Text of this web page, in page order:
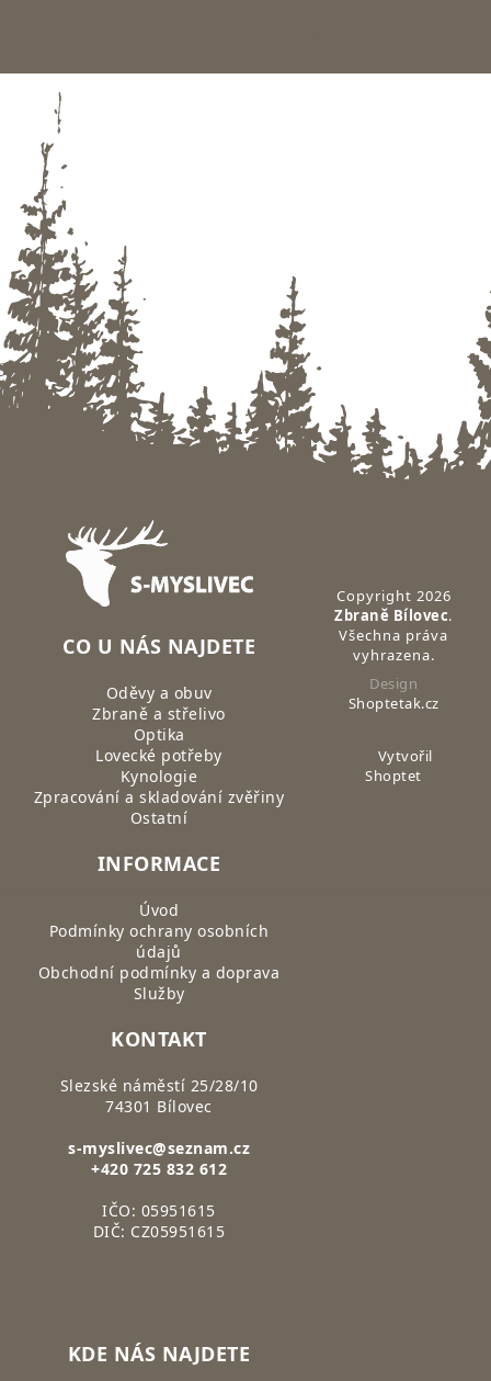
Zápatí
CO U NÁS NAJDETE
Oděvy a obuv
Zbraně a střelivo
Optika
Lovecké potřeby
Kynologie
Zpracování a skladování zvěřiny
Ostatní
INFORMACE
Úvod
Podmínky ochrany osobních
údajů
Obchodní podmínky a doprava
Služby
KONTAKT
Slezské náměstí 25/28/10
74301 Bílovec
s-myslivec@seznam.cz
+420 725 832 612
IČO: 05951615
DIČ: CZ05951615
KDE NÁS NAJDETE
Copyright 2026
Zbraně Bílovec.
Všechna práva
vyhrazena.
Design
Shoptetak.cz
Vytvořil
Shoptet